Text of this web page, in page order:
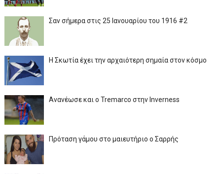
Σαν σήμερα στις 25 Ιανουαρίου του 1916 #2
Η Σκωτία έχει την αρχαιότερη σημαία στον κόσμο
Ανανέωσε και ο Tremarco στην Inverness
Πρόταση γάμου στο μαιευτήριο ο Σαρρής